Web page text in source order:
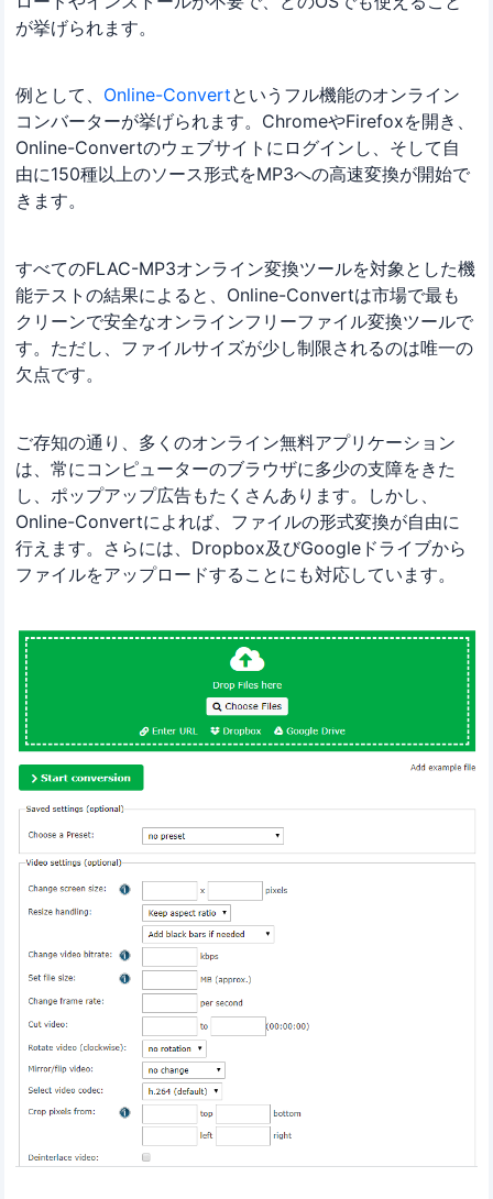
が挙げられます。
例として、 Online-Convertというフル機能のオンライン
コンバーターが挙げられます。ChromeやFirefoxを開き、
Online-Convertのウェブサイトにログインし、そして自
由に150種以上のソース形式をMP3への高速変換が開始で
きます。
すべてのFLAC-MP3オンライン変換ツールを対象とした機
能テストの結果によると、Online-Convertは市場で最も
クリーンで安全なオンラインフリーファイル変換ツールで
す。ただし、ファイルサイズが少し制限されるのは唯一の
欠点です。
ご存知の通り、多くのオンライン無料アプリケーション
は、常にコンピューターのブラウザに多少の支障をきた
し、ポップアップ広告もたくさんあります。しかし、
Online-Convertによれば、ファイルの形式変換が自由に
行えます。さらには、Dropbox及びGoogleドライブから
ファイルをアップロードすることにも対応しています。